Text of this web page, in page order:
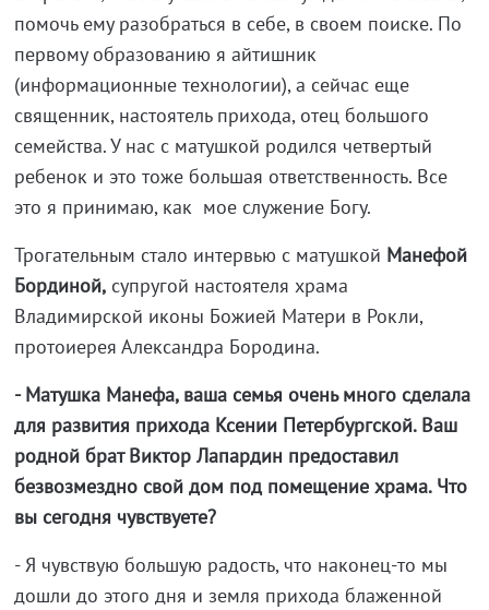
помочь ему разобраться в себе, в своем поиске. По
первому образованию я айтишник
(информационные технологии), а сейчас еще
священник, настоятель прихода, отец большого
семейства. У нас с матушкой родился четвертый
ребенок и это тоже большая ответственность. Все
это я принимаю, как мое служение Богу.
Трогательным стало интервью с матушкой Манефой
Бординой,супругой настоятеля храма
Владимирской иконы Божией Матери в Рокли,
протоиерея Александра Бородина.
- Матушка Манефа, ваша семья очень много сделала
для развития прихода Ксении Петербургской. Ваш
родной брат Виктор Лапардин предоставил
безвозмездно свой дом под помещение храма. Что
вы сегодня чувствуете?
- Я чувствую большую радость, что наконец-то мы
дошли до этого дня и земля прихода блаженной